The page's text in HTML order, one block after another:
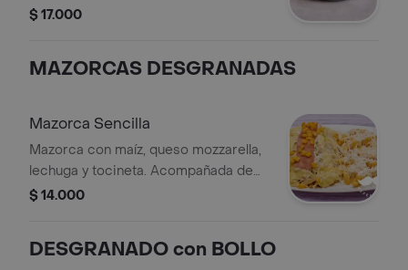
$ 17.000
MAZORCAS DESGRANADAS
Mazorca Sencilla
Mazorca con maíz, queso mozzarella,
lechuga y tocineta. Acompañada de
papas fritas con queso rallado.
$ 14.000
DESGRANADO con BOLLO